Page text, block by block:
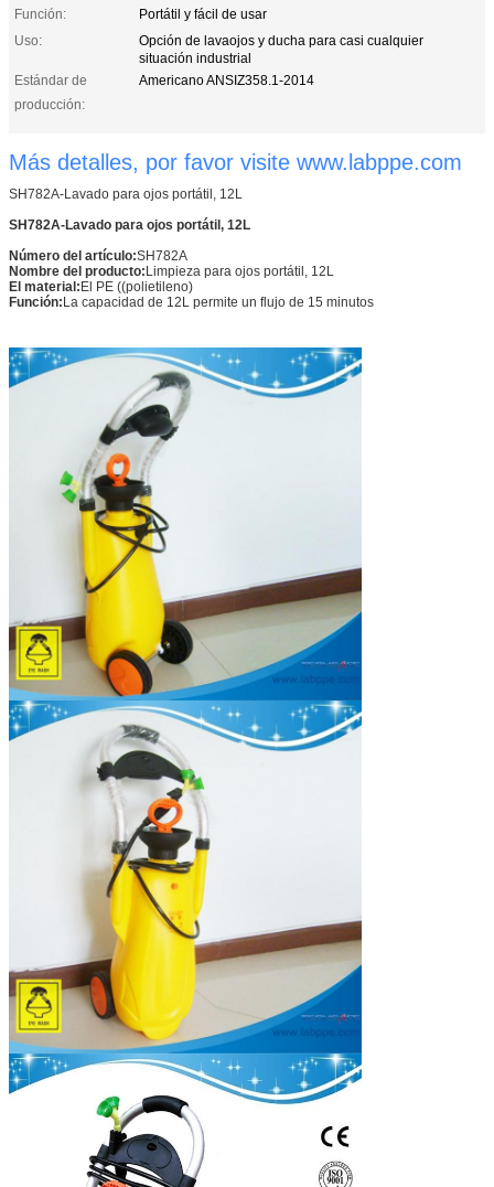
Función:
Portátil y fácil de usar
Uso:
Opción de lavaojos y ducha para casi cualquier
situación industrial
Estándar de
producción:
Americano ANSIZ358.1-2014
Más detalles, por favor visite www.labppe.com
SH782A-Lavado para ojos portátil, 12L
SH782A-Lavado para ojos portátil, 12L
Número del artículo:SH782A
Nombre del producto:Limpieza para ojos portátil, 12L
El material:El PE ((polietileno)
Función:La capacidad de 12L permite un flujo de 15 minutos